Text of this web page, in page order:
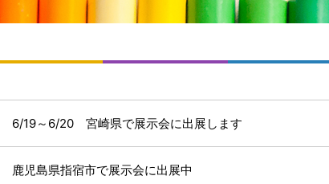
6/19～6/20 宮崎県で展示会に出展します
鹿児島県指宿市で展示会に出展中